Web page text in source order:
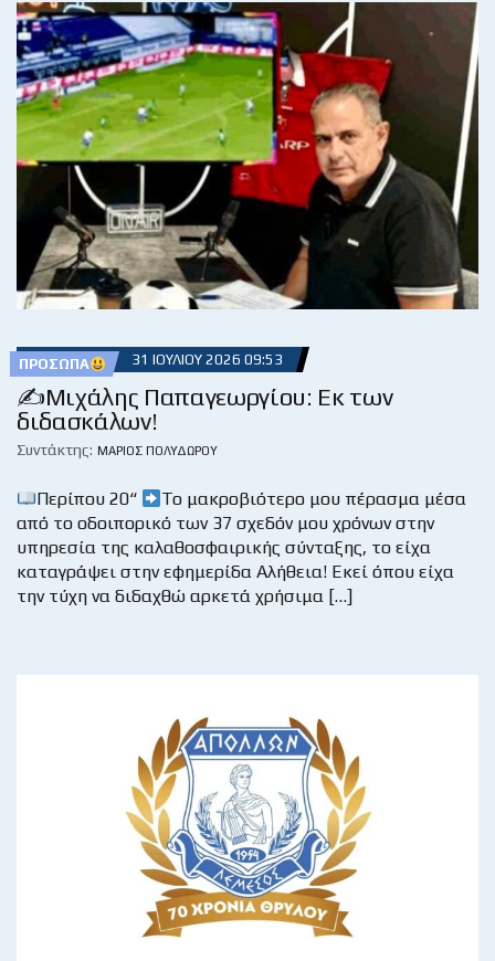
ΠΡΌΣΩΠΑ 31 ΙΟΥΛΊΟΥ 2026 09:53
✍️Μιχάλης Παπαγεωργίου: Εκ των
διδασκάλων!
Συντάκτης: ΜΆΡΙΟΣ ΠΟΛΥΔΏΡΟΥ
Περίπου 20“
Το μακροβιότερο μου πέρασμα μέσα
από το οδοιπορικό των 37 σχεδόν μου χρόνων στην
υπηρεσία της καλαθοσφαιρικής σύνταξης, το είχα
καταγράψει στην εφημερίδα Αλήθεια! Εκεί όπου είχα
την τύχη να διδαχθώ αρκετά χρήσιμα […]